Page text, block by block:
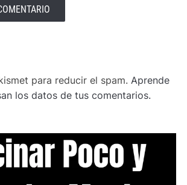
para reducir el spam. Aprende
los datos de tus comentarios.